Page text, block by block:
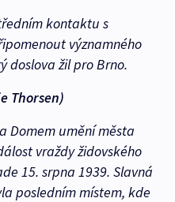
kontaktu s
významného
doslova žil pro Brno.
Thorsen)
Domem umění města
vraždy židovského
15. srpna 1939. Slavná
posledním místem, kde